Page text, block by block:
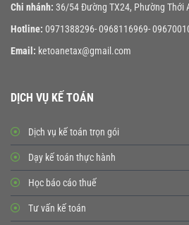
Chi nhánh: 36/54 Đường TX24, Phường Thới
Hotline: 0971388296- 0968116969-
Email: ketoanetax@gmail.com
DỊCH VỤ KẾ TOÁN
Dịch vụ kế toán trọn gói
Dạy kế toán thực hành
Học báo cáo thuế
Tư vấn kế toán